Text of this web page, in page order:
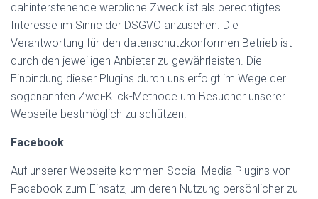
dahinterstehende werbliche Zweck ist als berechtigtes
Interesse im Sinne der DSGVO anzusehen. Die
Verantwortung für den datenschutzkonformen Betrieb ist
durch den jeweiligen Anbieter zu gewährleisten. Die
Einbindung dieser Plugins durch uns erfolgt im Wege der
sogenannten Zwei-Klick-Methode um Besucher unserer
Webseite bestmöglich zu schützen.
Facebook
Auf unserer Webseite kommen Social-Media Plugins von
Facebook zum Einsatz, um deren Nutzung persönlicher zu